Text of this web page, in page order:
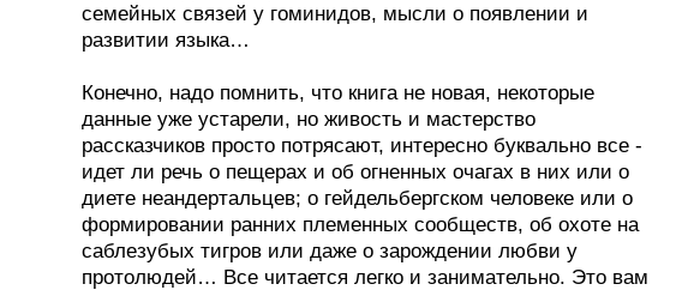
семейных связей у гоминидов, мысли о появлении и
развитии языка…
Конечно, надо помнить, что книга не новая, некоторые
данные уже устарели, но живость и мастерство
рассказчиков просто потрясают, интересно буквально все -
идет ли речь о пещерах и об огненных очагах в них или о
диете неандертальцев; о гейдельбергском человеке или о
формировании ранних племенных сообществ, об охоте на
саблезубых тигров или даже о зарождении любви у
протолюдей… Все читается легко и занимательно. Это вам